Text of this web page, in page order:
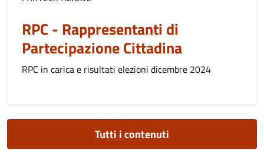
RPC - Rappresentanti di
Partecipazione Cittadina
RPC in carica e risultati elezioni dicembre 2024
Tutti i contenuti